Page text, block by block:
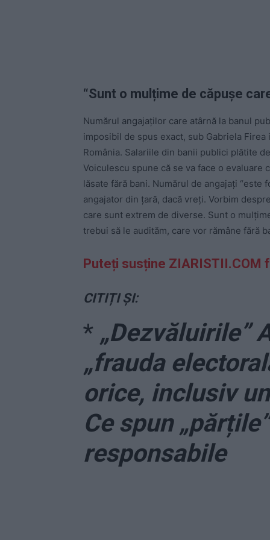
“Sunt o mul țime de căpușe
Numărul angajaților care atârnă la banul
imposibil de spus exact, sub Gabriela
România. Salariile din banii publici plătite
Voiculescu spune că se va face o
lăsate fără bani. Numărul de angajați
angajator din țară, dacă vreți. Vorbim
care sunt extrem de diverse. Sunt o
trebui să le audităm, care vor rămâne fără
Puteți susține ZIARISTII.COM
CITIȚI ȘI:
* „Dezvăluirile”
„frauda
orice, inclusiv
Ce spun
responsabile